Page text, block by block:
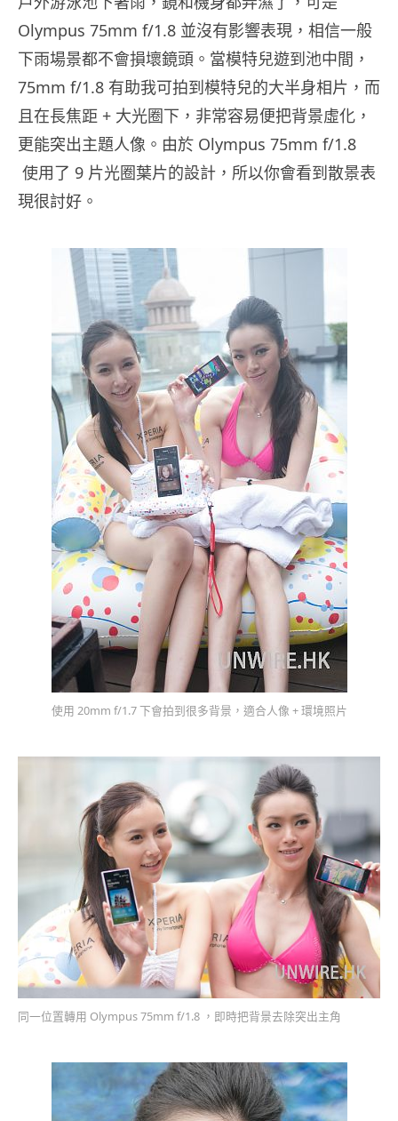
Olympus 75mm f/1.8 並沒有影響表現，相信一般
下雨場景都不會損壞鏡頭。當模特兒遊到池中間，
75mm f/1.8 有助我可拍到模特兒的大半身相片，而
且在長焦距 + 大光圈下，非常容易便把背景虛化，
更能突出主題人像。由於 Olympus 75mm f/1.8
使用了 9 片光圈葉片的設計，所以你會看到散景表
現很討好。
使用 20mm f/1.7 下會拍到很多背景，適合人像 + 環境照片
同一位置轉用 Olympus 75mm f/1.8 ，即時把背景去除突出主角